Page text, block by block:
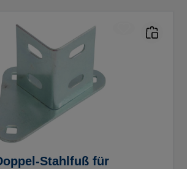
Stahlfuß für